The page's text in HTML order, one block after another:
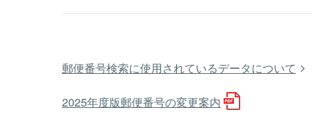
郵便番号検索に使用されているデータについて
2025年度版郵便番号の変更案内